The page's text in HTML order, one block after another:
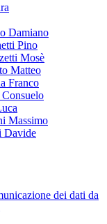
Damiano
Pino
Mosè
Matteo
Franco
Massimo
Davide
dei dati da